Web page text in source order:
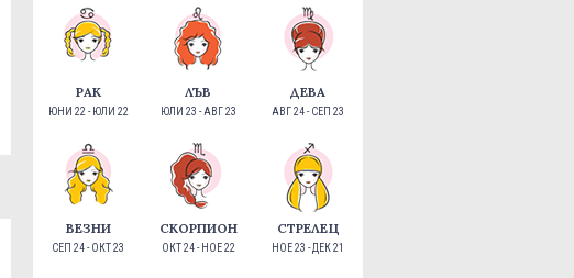
РАК
ЮНИ 22 - ЮЛИ 22
ЛЪВ
ЮЛИ 23 - АВГ 23
ДЕВА
АВГ 24 - СЕП 23
ВЕЗНИ
СЕП 24 - ОКТ 23
СКОРПИОН
ОКТ 24 - НОЕ 22
СТРЕЛЕЦ
НОЕ 23 - ДЕК 21